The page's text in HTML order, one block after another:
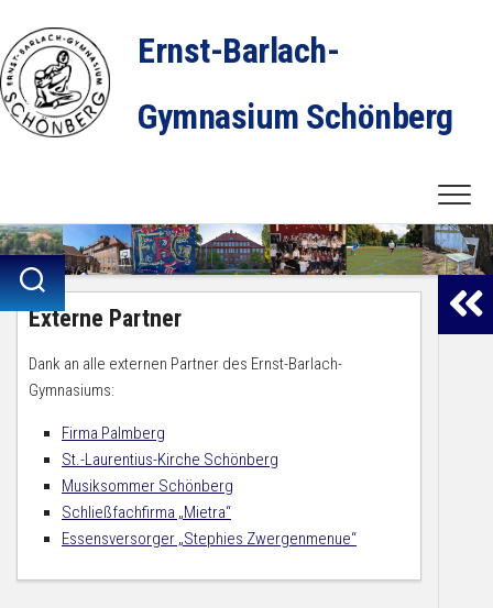
content
Ernst-Barlach-
Gymnasium Schönberg
Externe Partner
Dank an alle externen Partner des Ernst-Barlach-
Gymnasiums:
Firma Palmberg
St.-Laurentius-Kirche Schönberg
Musiksommer Schönberg
Schließfachfirma „Mietra“
Essensversorger „Stephies Zwergenmenue“